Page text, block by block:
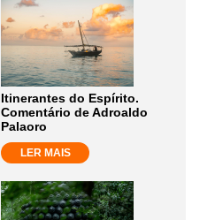
Itinerantes do Espírito.
Comentário de Adroaldo
Palaoro
LER MAIS